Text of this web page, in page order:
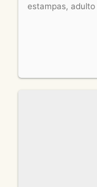
estampas, adulto